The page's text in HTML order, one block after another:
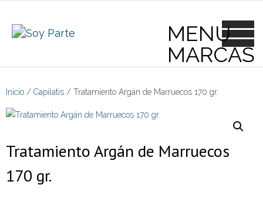
content
Inicio / Capilatis / Tratamiento Argán de Marruecos 170 gr.
Tratamiento Argán de Marruecos
170 gr.